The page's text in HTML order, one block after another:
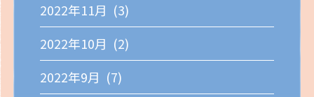
2022年11月 (3)
2022年10月 (2)
2022年9月 (7)